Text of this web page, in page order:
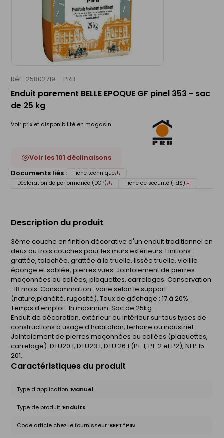
Réf : 25802719 PRB
Enduit parement BELLE EPOQUE GF pinel 353 - sac
de 25 kg
Voir prix et disponibilité en magasin
Voir les 101 déclinaisons
Documents liés :
Fiche technique
Déclaration de performance (DOP)
Fiche de sécurité (FdS)
Description du produit
3ème couche en finition décorative d'un enduit traditionnel en
deux ou trois couches pour les murs extérieurs. Finitions :
grattée, talochée, grattée à la truelle, lissée truelle, vieillie
éponge et sablée, pierres vues. Jointoiement de pierres
maçonnées ou collées, plaquettes, carrelages. Conservation
: 18 mois. Consommation : varie selon le support
(nature,planéité, rugosité). Taux de gâchage : 17 à 20%.
Temps d'emploi : 1h maximum. Sac de 25kg.
Enduit de décoration, extérieur ou intérieur sur tous types de
constructions à usage d'habitation, tertiaire ou industriel.
Jointoiement de pierres maçonnées ou collées (plaquettes,
carrelage). DTU20.1, DTU23.1, DTU 26.1 (P1-1, P1-2 et P2), NFP 15-
201.
Caractéristiques du produit
Type d'application :Manuel
Type de produit :Enduits
Code article chez le fournisseur :BEFT*PIN